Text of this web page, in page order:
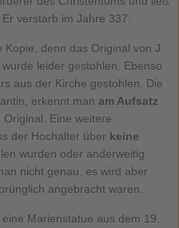
verstarb im Jahre 337.
denn das Original von J.
leider gestohlen. Ebenso
aus der Kirche gestohlen. Die
erkennt man am Aufsatz
Original. Eine weitere
der Hochalter über keine
wurden oder anderweitig
nicht genau, es wird aber
angebracht waren.
Marienstatue aus dem 19.